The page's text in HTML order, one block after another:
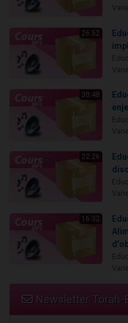
26:52
30:48
22:26
16:32
Newsletter Torah-